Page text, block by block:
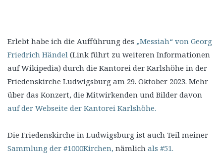
Erlebt habe ich die Aufführung des „Messiah“ von Georg
Friedrich Händel (Link führt zu weiteren Informationen
auf Wikipedia) durch die Kantorei der Karlshöhe in der
Friedenskirche Ludwigsburg am 29. Oktober 2023. Mehr
über das Konzert, die Mitwirkenden und Bilder davon
auf der Webseite der Kantorei Karlshöhe.
Die Friedenskirche in Ludwigsburg ist auch Teil meiner
Sammlung der #1000Kirchen, nämlich als #51.